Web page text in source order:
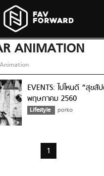
ANIMATION
EVENTS: ไปไหนดี “สุขสั
พฤษภาคม 2560
Lifestyle porko
1